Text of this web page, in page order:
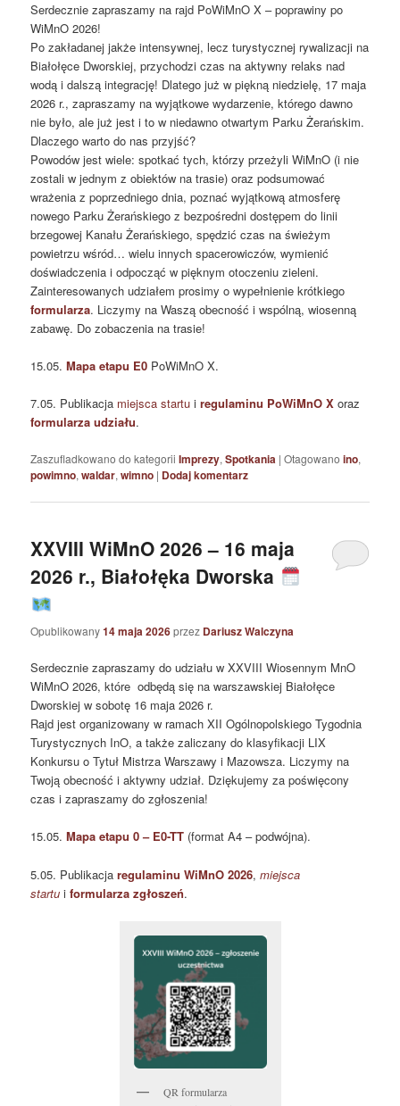
Serdecznie zapraszamy na rajd PoWiMnO X – poprawiny po
WiMnO 2026!
Po zakładanej jakże intensywnej, lecz turystycznej rywalizacji na
Białołęce Dworskiej, przychodzi czas na aktywny relaks nad
wodą i dalszą integrację! Dlatego już w piękną niedzielę, 17 maja
2026 r., zapraszamy na wyjątkowe wydarzenie, którego dawno
nie było, ale już jest i to w niedawno otwartym Parku Żerańskim.
Dlaczego warto do nas przyjść?
Powodów jest wiele: spotkać tych, którzy przeżyli WiMnO (i nie
zostali w jednym z obiektów na trasie) oraz podsumować
wrażenia z poprzedniego dnia, poznać wyjątkową atmosferę
nowego Parku Żerańskiego z bezpośredni dostępem do linii
brzegowej Kanału Żerańskiego, spędzić czas na świeżym
powietrzu wśród… wielu innych spacerowiczów, wymienić
doświadczenia i odpocząć w pięknym otoczeniu zieleni.
Zainteresowanych udziałem prosimy o wypełnienie krótkiego
formularza. Liczymy na Waszą obecność i wspólną, wiosenną
zabawę. Do zobaczenia na trasie!
15.05.Mapa etapu E0 PoWiMnO X.
7.05. Publikacja miejsca startu iregulaminu PoWiMnO X oraz
formularza udziału.
Zaszufladkowano do kategorii Imprezy,Spotkania |Otagowano ino,
powimno,waldar,wimno | Dodaj komentarz
XXVIII WiMnO 2026 – 16 maja
2026 r., Białołęka Dworska
Opublikowany14 maja 2026przez Dariusz Walczyna
Serdecznie zapraszamy do udziału w XXVIII Wiosennym MnO
WiMnO 2026, które odbędą się na warszawskiej Białołęce
Dworskiej w sobotę 16 maja 2026 r.
Rajd jest organizowany w ramach XII Ogólnopolskiego Tygodnia
Turystycznych InO, a także zaliczany do klasyfikacji LIX
Konkursu o Tytuł Mistrza Warszawy i Mazowsza. Liczymy na
Twoją obecność i aktywny udział. Dziękujemy za poświęcony
czas i zapraszamy do zgłoszenia!
15.05.Mapa etapu 0 – E0-TT (format A4 – podwójna).
5.05. Publikacjaregulaminu WiMnO 2026,miejsca
startu iformularza zgłoszeń.
QR formularza